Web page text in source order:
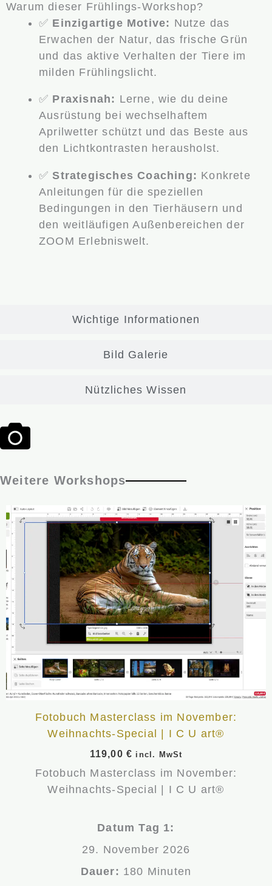
Wichtige Informationen
Bild Galerie
Nützliches Wissen
Warum dieser Frühlings-Workshop?
✅ Einzigartige Motive: Nutze das
Erwachen der Natur, das frische Grün
und das aktive Verhalten der Tiere im
milden Frühlingslicht.
✅ Praxisnah: Lerne, wie du deine
Ausrüstung bei wechselhaftem
Aprilwetter schützt und das Beste aus
den Lichtkontrasten herausholst.
✅Strategisches Coaching: Konkrete
Anleitungen für die speziellen
Bedingungen in den Tierhäusern und
den weitläufigen Außenbereichen der
ZOOM Erlebniswelt.
Weitere Workshops
Fotobuch Masterclass im November:
Weihnachts-Special | I C U art®
119,00 € incl. MwSt
Fotobuch Masterclass im November:
Weihnachts-Special | I C U art®
Datum Tag 1:
29. November 2026
Dauer: 180 Minuten